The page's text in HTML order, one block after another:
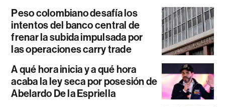
Peso colombiano desafía los
intentos del banco central de
frenar la subida impulsada por
las operaciones carry trade
A qué hora inicia y a qué hora
acaba la ley seca por posesión de
Abelardo De la Espriella